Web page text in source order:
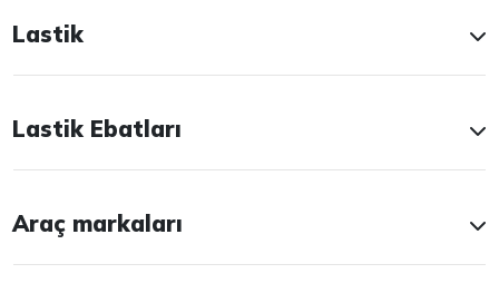
Lastik
Lastik Ebatları
Araç markaları